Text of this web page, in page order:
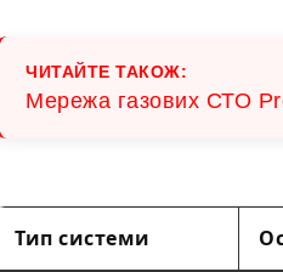
ЧИТАЙТЕ ТАКОЖ:
Мережа газових СТО
Тип системи